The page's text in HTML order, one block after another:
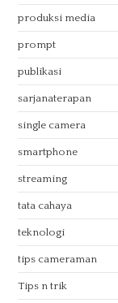
produksi media
prompt
publikasi
sarjanaterapan
single camera
smartphone
streaming
tata cahaya
teknologi
tips cameraman
Tips n trik